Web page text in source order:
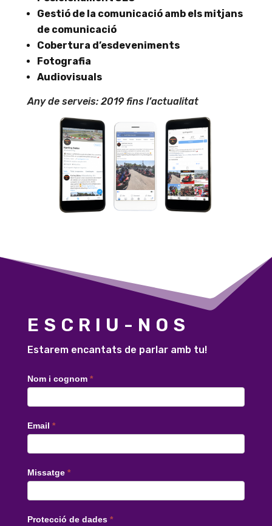
Gestió de la comunicació amb els mitjans
de comunicació
Cobertura d’esdeveniments
Fotografia
Audiovisuals
Any de serveis: 2019 fins l’actualitat
ESCRIU-NOS
Estarem encantats de parlar amb tu!
Contacte
català
Nom i cognom *
Email *
Missatge *
Protecció de dades *